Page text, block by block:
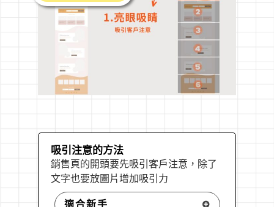
吸引注意的方法
銷售頁的開頭要先吸引客戶注意，除了
文字也要放圖片增加吸引力
適合新手